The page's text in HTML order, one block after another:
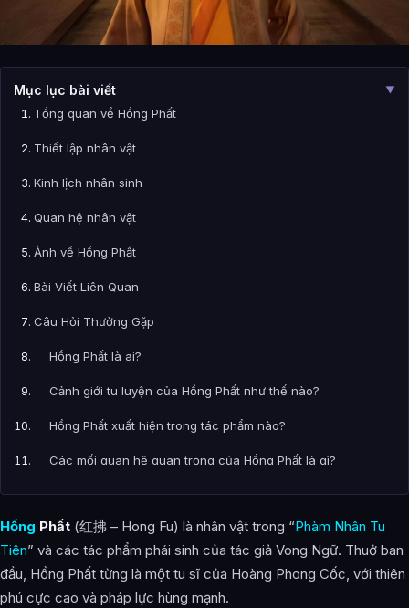
Mục lục bài viết ▼
Tổng quan về Hồng Phất
Thiết lập nhân vật
Kinh lịch nhân sinh
Quan hệ nhân vật
Ảnh về Hồng Phất
Bài Viết Liên Quan
Câu Hỏi Thường Gặp
Hồng Phất là ai?
Cảnh giới tu luyện của Hồng Phất như thế nào?
Hồng Phất xuất hiện trong tác phẩm nào?
Các mối quan hệ quan trọng của Hồng Phất là gì?
Thông tin về Hồng Phất được tổng hợp từ đâu?
Hồng Phất (红拂 – Hong Fu) là nhân vật trong “Phàm Nhân Tu
Tiên” và các tác phẩm phái sinh của tác giả Vong Ngữ. Thuở ban
đầu, Hồng Phất từng là một tu sĩ của Hoàng Phong Cốc, với thiên
phú cực cao và pháp lực hùng mạnh.